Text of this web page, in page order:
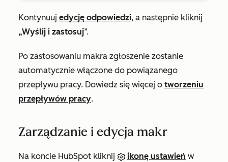
Kontynuuj edycję odpowiedzi, a następnie kliknij
„Wyślij i zastosuj”.
Po zastosowaniu makra zgłoszenie zostanie
automatycznie włączone do powiązanego
przepływu pracy. Dowiedz się więcej o tworzeniu
przepływów pracy.
Zarządzanie i edycja makr
Na koncie HubSpot kliknij ikonę ustawień w